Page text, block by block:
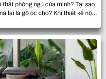
phòng ngủ của mình? Tại sao
lại là gỗ óc chó? Khi thiết kế nội